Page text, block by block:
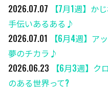
2026.07.07
【7月1週】か
手伝いあるある♪
2026.07.01
【6月4週】ア
夢のチカラ♪
2026.06.23
【6月3週】
のある世界って?